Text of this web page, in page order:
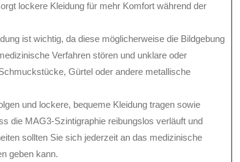
lockere Kleidung für mehr Komfort während der
ist wichtig, da diese möglicherweise die Bildgebung
Verfahren stören und unklare oder
Gürtel oder andere metallische
und lockere, bequeme Kleidung tragen sowie
die MAG3-Szintigraphie reibungslos verläuft und
sollten Sie sich jederzeit an das medizinische
geben kann.